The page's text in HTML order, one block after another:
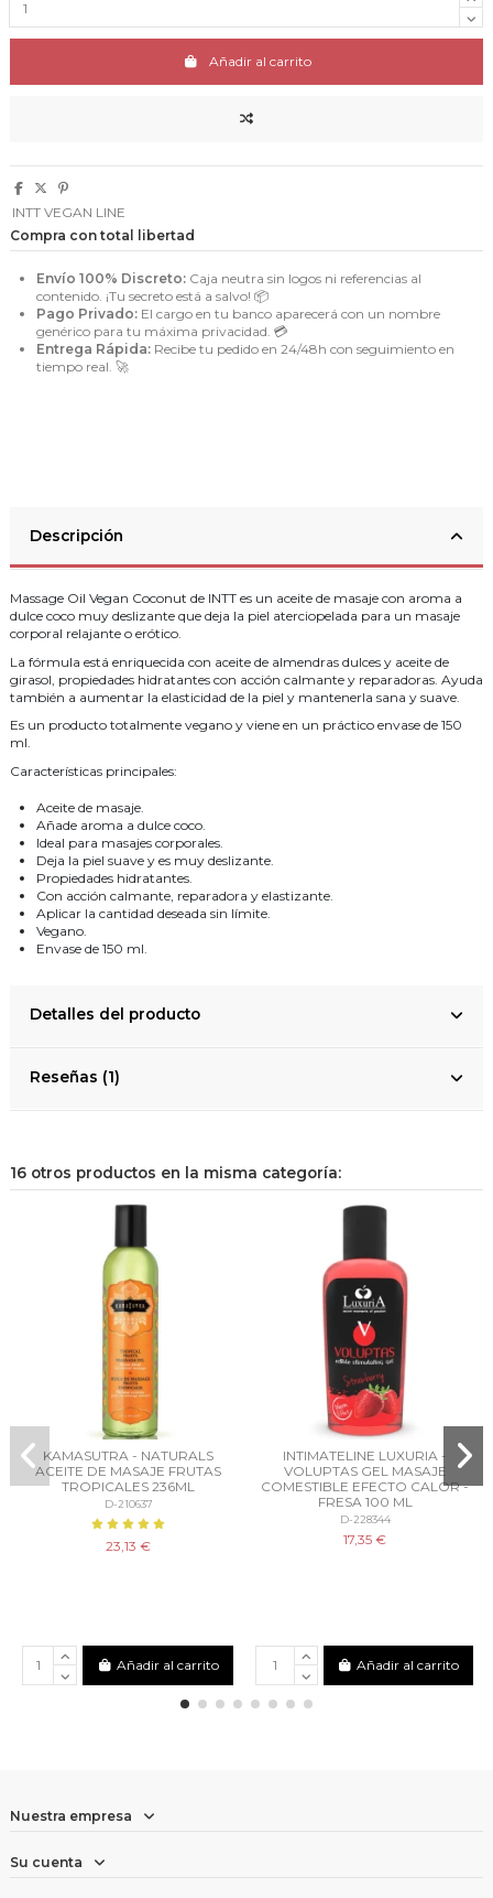
Añadir al carrito
INTT VEGAN LINE
Compra con total libertad
Envío 100% Discreto: Caja neutra sin logos ni referencias al
contenido. ¡Tu secreto está a salvo! 📦
Pago Privado: El cargo en tu banco aparecerá con un nombre
genérico para tu máxima privacidad. 💳
Entrega Rápida: Recibe tu pedido en 24/48h con seguimiento en
tiempo real. 🚀
Descripción
Massage Oil Vegan Coconut de INTT es un aceite de masaje con aroma a
dulce coco muy deslizante que deja la piel aterciopelada para un masaje
corporal relajante o erótico.
La fórmula está enriquecida con aceite de almendras dulces y aceite de
girasol, propiedades hidratantes con acción calmante y reparadoras. Ayuda
también a aumentar la elasticidad de la piel y mantenerla sana y suave.
Es un producto totalmente vegano y viene en un práctico envase de 150
ml.
Características principales:
Aceite de masaje.
Añade aroma a dulce coco.
Ideal para masajes corporales.
Deja la piel suave y es muy deslizante.
Propiedades hidratantes.
Con acción calmante, reparadora y elastizante.
Aplicar la cantidad deseada sin límite.
Vegano.
Envase de 150 ml.
Detalles del producto
Reseñas (1)
16 otros productos en la misma categoría:
KAMASUTRA - NATURALS
ACEITE DE MASAJE FRUTAS
TROPICALES 236ML
D-210637
23,13 €
Añadir al carrito
INTIMATELINE LUXURIA -
VOLUPTAS GEL MASAJE
COMESTIBLE EFECTO CALOR -
FRESA 100 ML
D-228344
17,35 €
Añadir al carrito
Nuestra empresa
Su cuenta